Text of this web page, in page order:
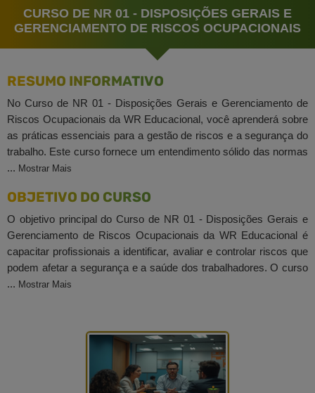
CURSO DE NR 01 - DISPOSIÇÕES GERAIS E
GERENCIAMENTO DE RISCOS OCUPACIONAIS
RESUMO INFORMATIVO
No Curso de NR 01 - Disposições Gerais e Gerenciamento de
Riscos Ocupacionais da WR Educacional, você aprenderá sobre
as práticas essenciais para a gestão de riscos e a segurança do
trabalho. Este curso fornece um entendimento sólido das normas
... Mostrar Mais
OBJETIVO DO CURSO
O objetivo principal do Curso de NR 01 - Disposições Gerais e
Gerenciamento de Riscos Ocupacionais da WR Educacional é
capacitar profissionais a identificar, avaliar e controlar riscos que
podem afetar a segurança e a saúde dos trabalhadores. O curso
... Mostrar Mais